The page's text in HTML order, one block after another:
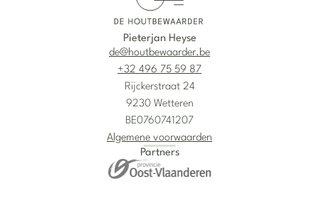
Pieterjan Heyse
de@houtbewaarder.be
+32 496 75 59 87
Rijckerstraat 24
9230 Wetteren
BE0760741207
Algemene voorwaarden
Partners